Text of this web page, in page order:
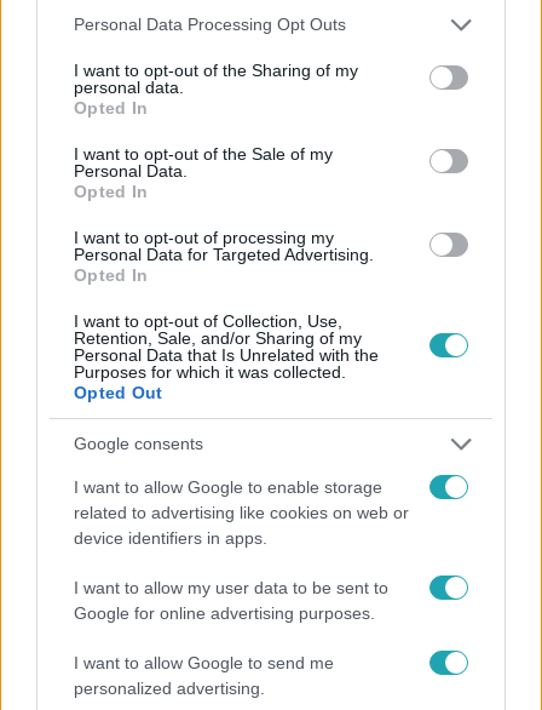
Please note that this website/app uses one or more Google
not limited to your visit or usage behaviour. You may click to
grant or deny consent to Google and its third-party tags to
use your data for below specified purposes in below Google
consent section.
Personal Data Processing Opt Outs
I want to opt-out of the Sharing of my
personal data.
Opted In
I want to opt-out of the Sale of my
Personal Data.
Opted In
I want to opt-out of processing my
Personal Data for Targeted Advertising.
Opted In
I want to opt-out of Collection, Use,
Retention, Sale, and/or Sharing of my
Personal Data that Is Unrelated with the
Purposes for which it was collected.
Opted Out
Google consents
I want to allow Google to enable storage
related to advertising like cookies on web or
device identifiers in apps.
I want to allow my user data to be sent to
Google for online advertising purposes.
I want to allow Google to send me
personalized advertising.
Követem
BAJNOKOK LIGÁJA
Népszerű